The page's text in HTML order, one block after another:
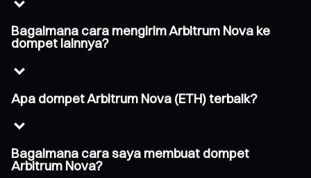
Bagaimana cara mengirim Arbitrum Nova ke
dompet lainnya?
Apa dompet Arbitrum Nova (ETH) terbaik?
Bagaimana cara saya membuat dompet
Arbitrum Nova?